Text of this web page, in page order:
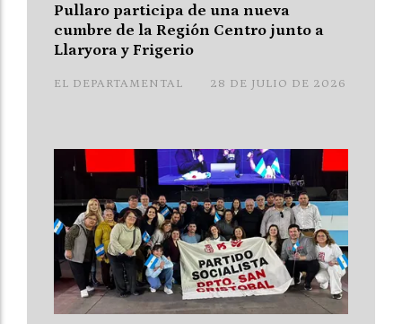
Pullaro participa de una nueva
cumbre de la Región Centro junto a
Llaryora y Frigerio
EL DEPARTAMENTAL 28 DE JULIO DE 2026